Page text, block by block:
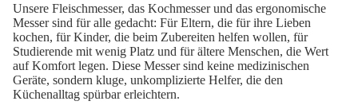
Unsere Fleischmesser, das Kochmesser und das ergonomische
Messer sind für alle gedacht: Für Eltern, die für ihre Lieben
kochen, für Kinder, die beim Zubereiten helfen wollen, für
Studierende mit wenig Platz und für ältere Menschen, die Wert
auf Komfort legen. Diese Messer sind keine medizinischen
Geräte, sondern kluge, unkomplizierte Helfer, die den
Küchenalltag spürbar erleichtern.